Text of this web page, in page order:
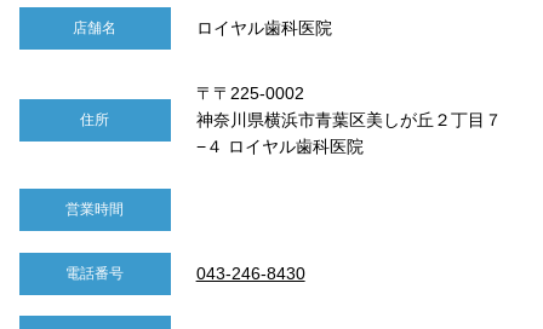
店舗名 ロイヤル歯科医院
住所
〒〒225-0002
神奈川県横浜市青葉区美しが丘２丁目７
−４ ロイヤル歯科医院
営業時間
電話番号 043-246-8430